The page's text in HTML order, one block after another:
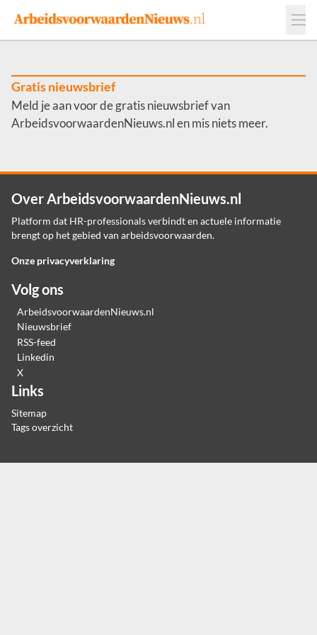
Events
Adverteren
Werkgevers
Contact
Gratis nieuwsbrief
Meld je aan voor de gratis nieuwsbrief van
ArbeidsvoorwaardenNieuws.nl en mis niets meer.
Over ArbeidsvoorwaardenNieuws.nl
Platform dat HR-professionals verbindt en actuele informatie
brengt op het gebied van arbeidsvoorwaarden.
Onze privacyverklaring
Volg ons
ArbeidsvoorwaardenNieuws.nl
Nieuwsbrief
RSS-feed
Linkedin
X
Links
Sitemap
Tags overzicht